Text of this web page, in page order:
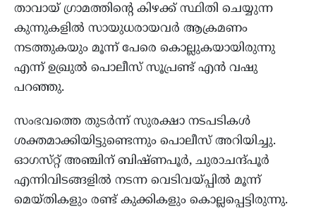
താവായ് ഗ്രാമത്തിന്റെ കിഴക്ക് സ്ഥിതി ചെയ്യുന്ന
കുന്നുകളിൽ സായുധരായവർ ആക്രമണം
നടത്തുകയും മൂന്ന് പേരെ കൊല്ലുകയായിരുന്നു
എന്ന് ഉഖ്രുൽ പൊലീസ് സൂപ്രണ്ട് എൻ വഷു
പറഞ്ഞു.
സംഭവത്തെ തുടർന്ന് സുരക്ഷാ നടപടികൾ
ശക്തമാക്കിയിട്ടുണ്ടെന്നും പൊലീസ് അറിയിച്ചു.
ഓഗസ്​റ്റ് അഞ്ചിന് ബിഷ്ണപൂർ, ചുരാചന്ദ്പൂർ
എന്നിവിടങ്ങളിൽ നടന്ന വെടിവയ്പ്പിൽ മൂന്ന്
മെയ്തികളും രണ്ട് കുക്കികളും കൊല്ലപ്പെട്ടിരുന്നു.